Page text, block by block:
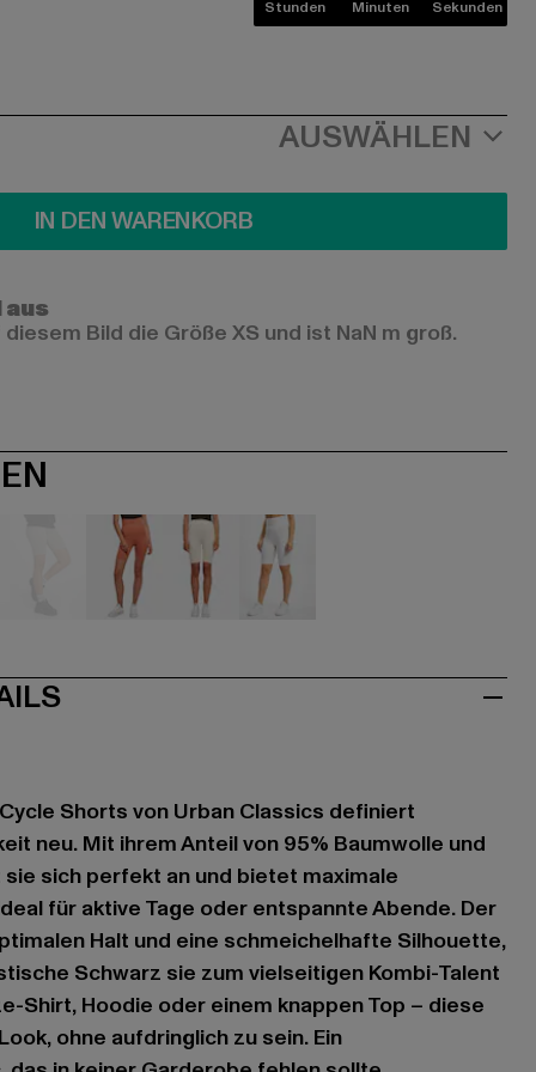
Stunden Minuten Sekunden
AUSWÄHLEN
IN DEN WARENKORB
Bild die Größe XS und ist NaN m groß.
Shorts von Urban Classics definiert
neu. Mit ihrem Anteil von 95% Baumwolle und
sich perfekt an und bietet maximale
für aktive Tage oder entspannte Abende. Der
Halt und eine schmeichelhafte Silhouette,
Schwarz sie zum vielseitigen Kombi-Talent
Shirt, Hoodie oder einem knappen Top – diese
ohne aufdringlich zu sein. Ein